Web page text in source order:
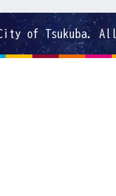
of Tsukuba.